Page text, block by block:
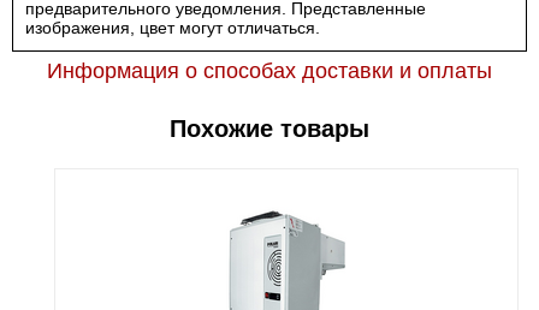
предварительного уведомления. Представленные
изображения, цвет могут отличаться.
Информация о способах доставки и оплаты
Похожие товары